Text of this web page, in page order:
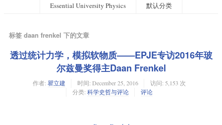
Essential University Physics
默认分类
标签 daan frenkel 下的文章
透过统计力学，模拟软物质——EPJE专访2016年玻
尔兹曼奖得主Daan Frenkel
作者: 瞿立建 时间: December 25, 2016
访问: 5,153 次
分类: 科学史哲与评论 评论